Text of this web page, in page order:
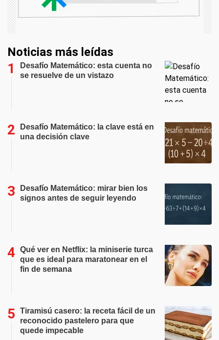
Noticias más leídas
Desafío Matemático: esta cuenta no
se resuelve de un vistazo
Desafío Matemático: la clave está en
una decisión clave
Desafío Matemático: mirar bien los
signos antes de seguir leyendo
Qué ver en Netflix: la miniserie turca
que es ideal para maratonear en el
fin de semana
Tiramisú casero: la receta fácil de un
reconocido pastelero para que
quede impecable